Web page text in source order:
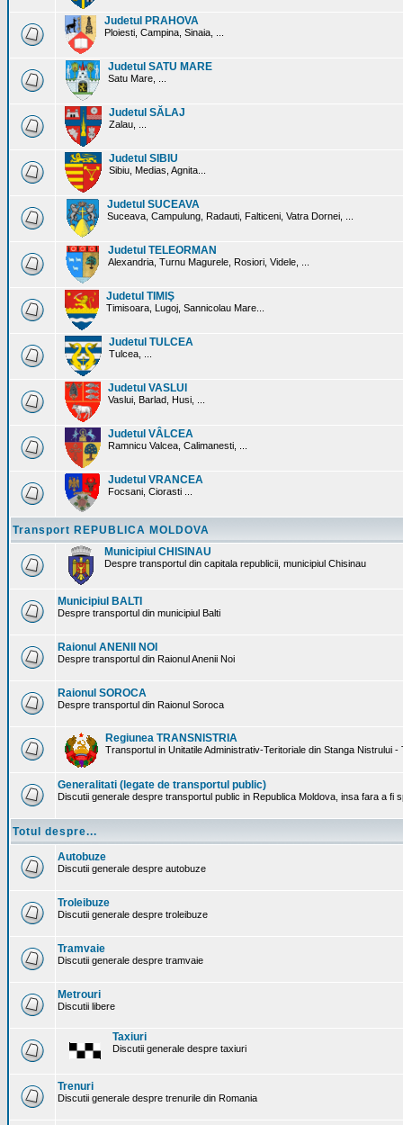
Judetul PRAHOVA
Ploiesti, Campina, Sinaia, ...
Judetul SATU MARE
Satu Mare, ...
Judetul SĂLAJ
Zalau, ...
Judetul SIBIU
Sibiu, Medias, Agnita...
Judetul SUCEAVA
Suceava, Campulung, Radauti, Falticeni, Vatra Dornei, ...
Judetul TELEORMAN
Alexandria, Turnu Magurele, Rosiori, Videle, ...
Judetul TIMIŞ
Timisoara, Lugoj, Sannicolau Mare...
Judetul TULCEA
Tulcea, ...
Judetul VASLUI
Vaslui, Barlad, Husi, ...
Judetul VÂLCEA
Ramnicu Valcea, Calimanesti, ...
Judetul VRANCEA
Focsani, Ciorasti ...
Transport REPUBLICA MOLDOVA
Municipiul CHISINAU
Despre transportul din capitala republicii, municipiul Chisinau
Municipiul BALTI
Despre transportul din municipiul Balti
Raionul ANENII NOI
Despre transportul din Raionul Anenii Noi
Raionul SOROCA
Despre transportul din Raionul Soroca
Regiunea TRANSNISTRIA
Transportul in Unitatile Administrativ-Teritoriale din Stanga Nistrului -
Generalitati (legate de transportul public)
Discutii generale despre transportul public in Republica Moldova, insa fara a fi
Totul despre...
Autobuze
Discutii generale despre autobuze
Troleibuze
Discutii generale despre troleibuze
Tramvaie
Discutii generale despre tramvaie
Metrouri
Discutii libere
Taxiuri
Discutii generale despre taxiuri
Trenuri
Discutii generale despre trenurile din Romania